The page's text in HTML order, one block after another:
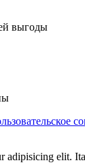
выгоды
adipisicing elit.